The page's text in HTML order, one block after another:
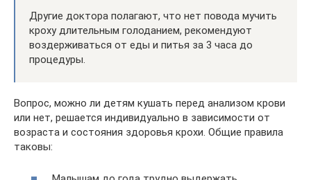
Другие доктора полагают, что нет повода мучить
кроху длительным голоданием, рекомендуют
воздерживаться от еды и питья за 3 часа до
процедуры.
Вопрос, можно ли детям кушать перед анализом крови
или нет, решается индивидуально в зависимости от
возраста и состояния здоровья крохи. Общие правила
таковы: